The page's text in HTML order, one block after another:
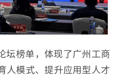
坛榜单，体现了广州工商
人模式、提升应用型人才